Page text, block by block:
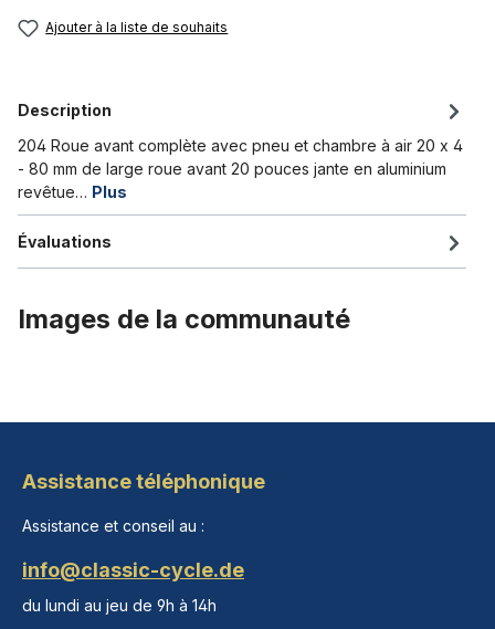
Ajouter à la liste de souhaits
Description
204 Roue avant complète avec pneu et chambre à air 20 x 4
- 80 mm de large roue avant 20 pouces jante en aluminium
revêtue… Plus
Évaluations
Images de la communauté
Assistance téléphonique
Assistance et conseil au :
info@classic-cycle.de
du lundi au jeu de 9h à 14h